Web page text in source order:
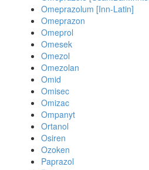
Omeprazolum [Inn-Latin]
Omeprazon
Omeprol
Omesek
Omezol
Omezolan
Omid
Omisec
Omizac
Ompanyt
Ortanol
Osiren
Ozoken
Paprazol